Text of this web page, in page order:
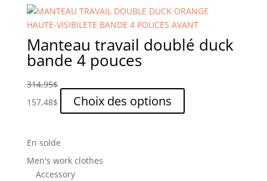
du
produit
était :
219,95$.
est :
54,99$.
options
Manteau travail doublé duck
bande 4 pouces
314,95$
157,48$ Choix des options
produit
En solde
Men's work clothes
Accessory